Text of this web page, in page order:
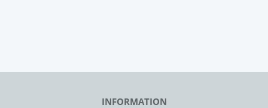
INFORMATION